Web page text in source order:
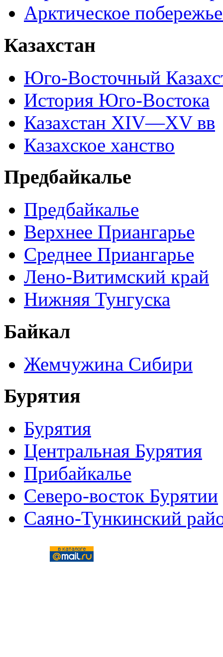
Арктическое
Казахстан
Юго-Восточный
История Юго-Востока
Казахстан XIV—XV вв
Казахское ханство
Предбайкалье
Предбайкалье
Верхнее Приангарье
Среднее Приангарье
Лено-Витимский край
Нижняя Тунгуска
Байкал
Жемчужина Сибири
Бурятия
Бурятия
Центральная Бурятия
Прибайкалье
Северо-восток Бурятии
Саяно-Тункинский